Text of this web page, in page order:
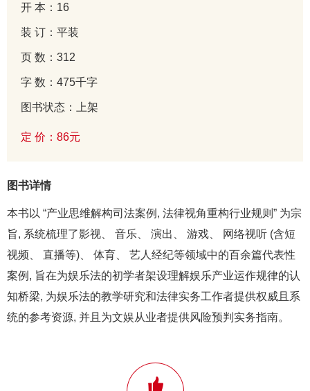
开 本：16
装 订：平装
页 数：312
字 数：475千字
图书状态：上架
定 价：86元
图书详情
本书以 “产业思维解构司法案例, 法律视角重构行业规则” 为宗
旨, 系统梳理了影视、 音乐、 演出、 游戏、 网络视听 (含短
视频、 直播等)、 体育、 艺人经纪等领域中的百余篇代表性
案例, 旨在为娱乐法的初学者架设理解娱乐产业运作规律的认
知桥梁, 为娱乐法的教学研究和法律实务工作者提供权威且系
统的参考资源, 并且为文娱从业者提供风险预判实务指南。